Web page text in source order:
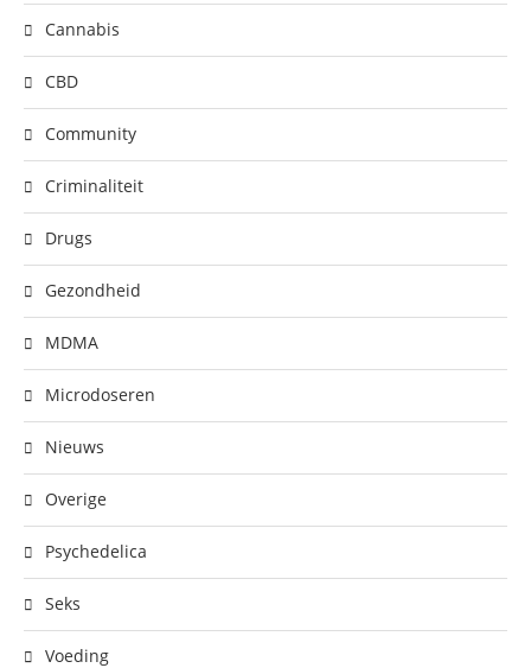
Cannabis
CBD
Community
Criminaliteit
Drugs
Gezondheid
MDMA
Microdoseren
Nieuws
Overige
Psychedelica
Seks
Voeding